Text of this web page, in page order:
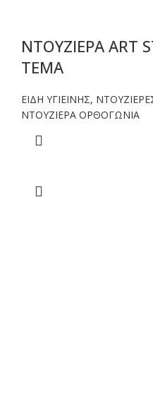
ΝΤΟΥΖΙΕΡΑ ART
TEMA
ΕΙΔΗ ΥΓΙΕΙΝΗΣ,
NTOYΖΙΕΡΑ ΟΡΘΟΓΩΝΙΑ